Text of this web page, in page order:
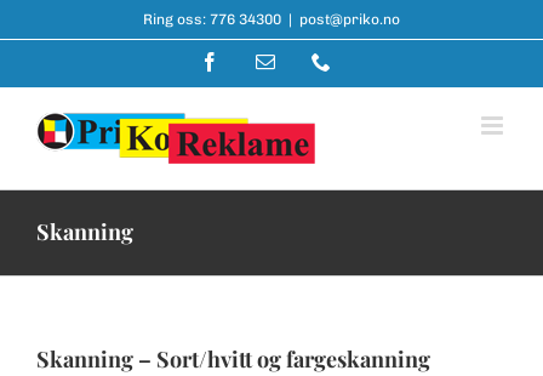
Ring oss: 776 34300 | post@priko.no
Facebook
E-
Skanning
Skanning – Sort/hvitt og fargeskanning